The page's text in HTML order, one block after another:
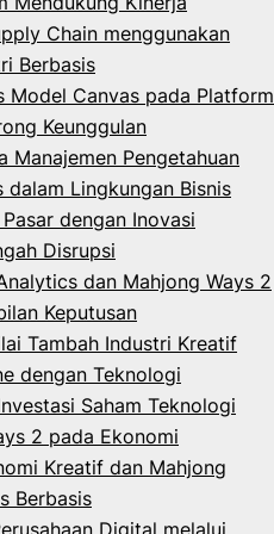
Chain menggunakan
Berbasis
Model Canvas pada Platform
Keunggulan
Manajemen Pengetahuan
dalam Lingkungan Bisnis
dengan Inovasi
Disrupsi
dan Mahjong Ways 2
Keputusan
Tambah Industri Kreatif
dengan Teknologi
Saham Teknologi
2 pada Ekonomi
Kreatif dan Mahjong
Berbasis
Digital melalui